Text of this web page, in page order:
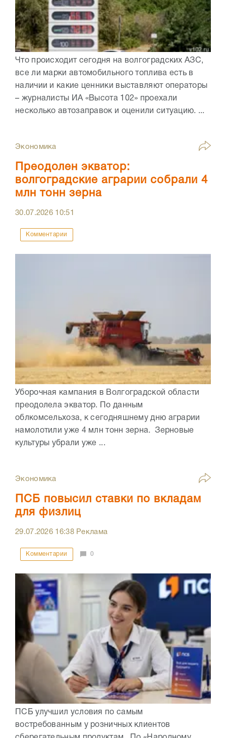
Что происходит сегодня на волгоградских АЗС,
все ли марки автомобильного топлива есть в
наличии и какие ценники выставляют операторы
– журналисты ИА «Высота 102» проехали
несколько автозаправок и оценили ситуацию. ...
Экономика
Преодолен экватор:
волгоградские аграрии собрали 4
млн тонн зерна
30.07.2026 10:51
Комментарии
Уборочная кампания в Волгоградской области
преодолела экватор. По данным
облкомсельхоза, к сегодняшнему дню аграрии
намолотили уже 4 млн тонн зерна. Зерновые
культуры убрали уже ...
Экономика
ПСБ повысил ставки по вкладам
для физлиц
29.07.2026 16:38Реклама
Комментарии 0
ПСБ улучшил условия по самым
востребованным у розничных клиентов